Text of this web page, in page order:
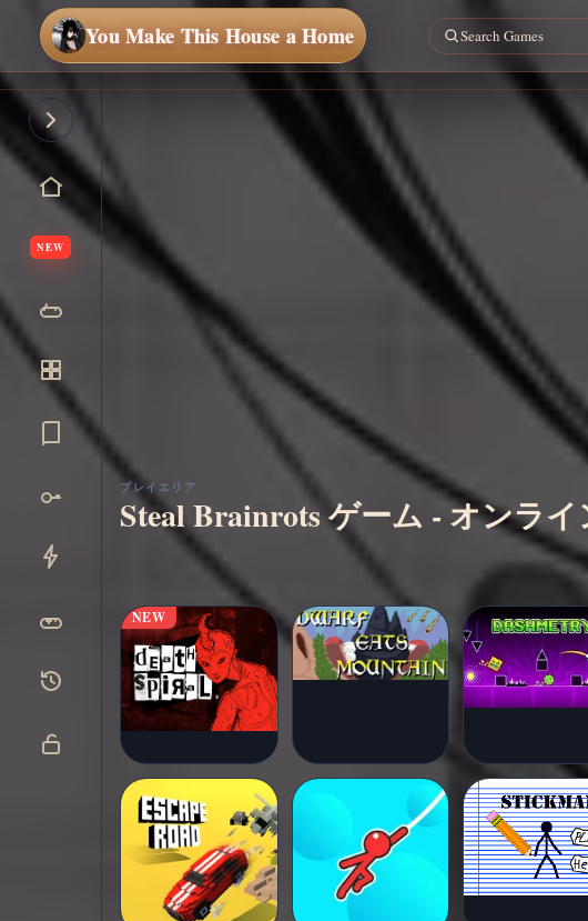
You Make This House a Home
NEW
プレイエリア
Steal Brainrots ゲーム - オンラ
NEW